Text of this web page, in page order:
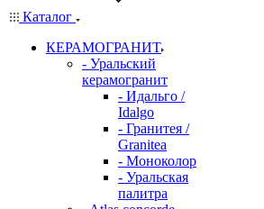
Каталог
КЕРАМОГРАНИТ
- Уральский
керамогранит
- Идальго /
Idalgo
- Гранитея /
Granitea
- Моноколор
- Уральская
палитра